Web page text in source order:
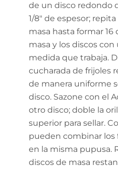
de un disco redondo
1/8″ de espesor;
masa hasta formar 16
masa y los discos
medida que trabaja.
cucharada de frijoles
de manera uniforme
disco. Sazone con el
otro disco; doble la
superior para sellar.
pueden combinar los
en la misma pupusa.
discos de masa